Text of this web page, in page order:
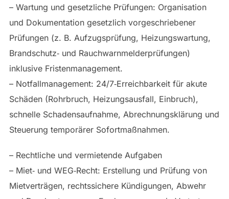
– Wartung und gesetzliche Prüfungen: Organisation
und Dokumentation gesetzlich vorgeschriebener
Prüfungen (z. B. Aufzugsprüfung, Heizungswartung,
Brandschutz‑ und Rauchwarnmelderprüfungen)
inklusive Fristenmanagement.
– Notfallmanagement: 24/7‑Erreichbarkeit für akute
Schäden (Rohrbruch, Heizungsausfall, Einbruch),
schnelle Schadensaufnahme, Abrechnungsklärung und
Steuerung temporärer Sofortmaßnahmen.
– Rechtliche und vermietende Aufgaben
– Miet‑ und WEG‑Recht: Erstellung und Prüfung von
Mietverträgen, rechtssichere Kündigungen, Abwehr